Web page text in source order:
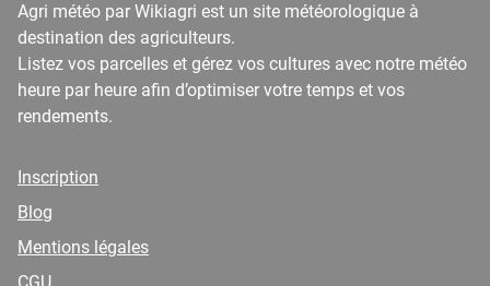
Agri météo par Wikiagri est un site météorologique à
destination des agriculteurs.
Listez vos parcelles et gérez vos cultures avec notre météo
heure par heure afin d’optimiser votre temps et vos
rendements.
Inscription
Blog
Mentions légales